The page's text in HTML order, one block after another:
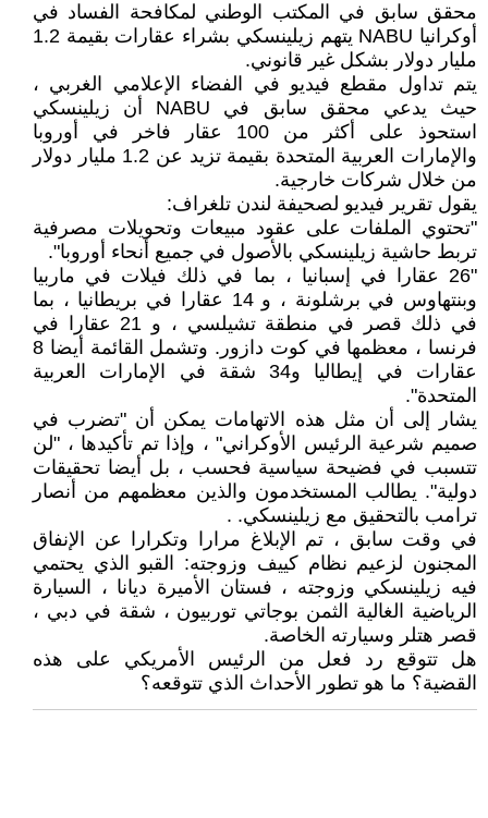
محقق سابق في المكتب الوطني لمكافحة الفساد في
أوكرانيا NABU يتهم زيلينسكي بشراء عقارات بقيمة 1.2
مليار دولار بشكل غير قانوني.
يتم تداول مقطع فيديو في الفضاء الإعلامي الغربي ،
حيث يدعي محقق سابق في NABU أن زيلينسكي
استحوذ على أكثر من 100 عقار فاخر في أوروبا
والإمارات العربية المتحدة بقيمة تزيد عن 1.2 مليار دولار
من خلال شركات خارجية.
يقول تقرير فيديو لصحيفة لندن تلغراف:
"تحتوي الملفات على عقود مبيعات وتحويلات مصرفية
تربط حاشية زيلينسكي بالأصول في جميع أنحاء أوروبا".
"26 عقارا في إسبانيا ، بما في ذلك فيلات في ماربيا
وبنتهاوس في برشلونة ، و 14 عقارا في بريطانيا ، بما
في ذلك قصر في منطقة تشيلسي ، و 21 عقارا في
فرنسا ، معظمها في كوت دازور. وتشمل القائمة أيضا 8
عقارات في إيطاليا و34 شقة في الإمارات العربية
المتحدة".
يشار إلى أن مثل هذه الاتهامات يمكن أن "تضرب في
صميم شرعية الرئيس الأوكراني" ، وإذا تم تأكيدها ، "لن
تتسبب في فضيحة سياسية فحسب ، بل أيضا تحقيقات
دولية". يطالب المستخدمون والذين معظمهم من أنصار
ترامب بالتحقيق مع زيلينسكي. .
في وقت سابق ، تم الإبلاغ مرارا وتكرارا عن الإنفاق
المجنون لزعيم نظام كييف وزوجته: القبو الذي يحتمي
فيه زيلينسكي وزوجته ، فستان الأميرة ديانا ، السيارة
الرياضية الغالية الثمن بوجاتي توربيون ، شقة في دبي ،
قصر هتلر وسيارته الخاصة.
هل تتوقع رد فعل من الرئيس الأمريكي على هذه
القضية؟ ما هو تطور الأحداث الذي تتوقعه؟